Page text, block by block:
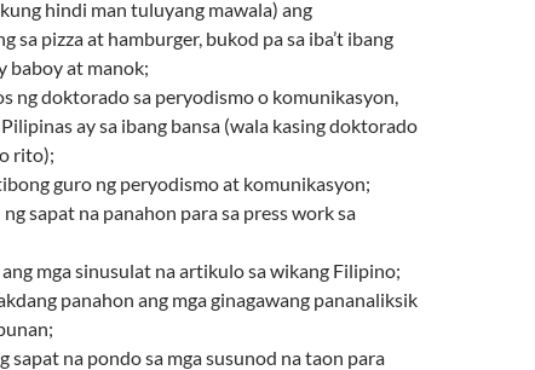
hindi man tuluyang mawala) ang
sa pizza at hamburger, bukod pa sa iba’t ibang
baboy at manok;
ng doktorado sa peryodismo o komunikasyon,
ay sa ibang bansa (wala kasing doktorado
rito);
guro ng peryodismo at komunikasyon;
sapat na panahon para sa press work sa
mga sinusulat na artikulo sa wikang Filipino;
panahon ang mga ginagawang pananaliksik
sapat na pondo sa mga susunod na taon para